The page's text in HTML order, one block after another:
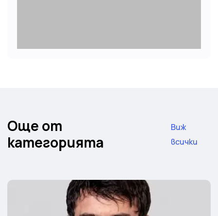
Още от
категорията
Виж
всички